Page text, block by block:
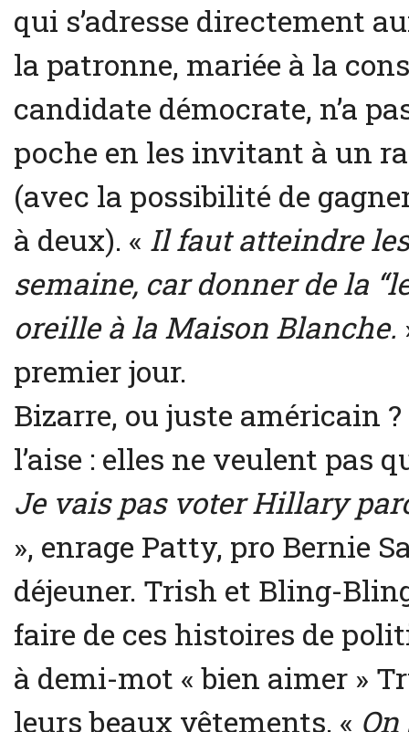
qui s’adresse directement
la patronne, mariée à la
candidate démocrate, n’a
poche en les invitant à un
(avec la possibilité de
à deux). « Il faut atteindre
semaine, car donner de la
oreille à la Maison Blanche.
premier jour.
Bizarre, ou juste américain
l’aise : elles ne veulent pas
Je vais pas voter Hillary
», enrage Patty, pro Bernie
déjeuner. Trish et Bling-
faire de ces histoires de
à demi-mot « bien aimer »
leurs beaux vêtements. «